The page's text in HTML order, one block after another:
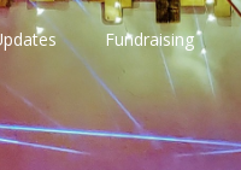
Fundraising